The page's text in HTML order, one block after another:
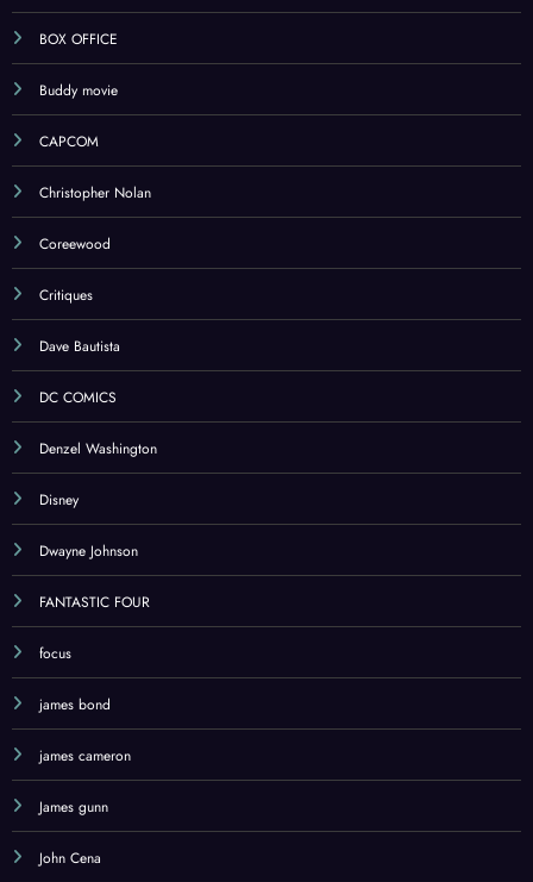
BOX OFFICE
Buddy movie
CAPCOM
Christopher Nolan
Coreewood
Critiques
Dave Bautista
DC COMICS
Denzel Washington
Disney
Dwayne Johnson
FANTASTIC FOUR
focus
james bond
james cameron
James gunn
John Cena